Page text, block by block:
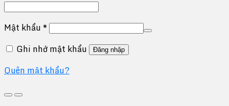
Mật khẩu *
Ghi nhớ mật khẩu
Đăng nhập
Quên mật khẩu?